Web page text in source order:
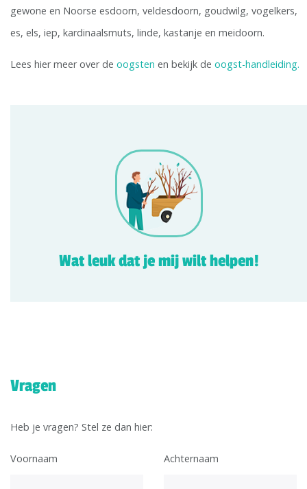
gewone en Noorse esdoorn, veldesdoorn, goudwilg, vogelkers,
es, els, iep, kardinaalsmuts, linde, kastanje en meidoorn.
Lees hier meer over de oogsten en bekijk de oogst-handleiding.
Wat leuk dat je mij wilt helpen!
Vragen
Heb je vragen? Stel ze dan hier:
Voornaam Achternaam